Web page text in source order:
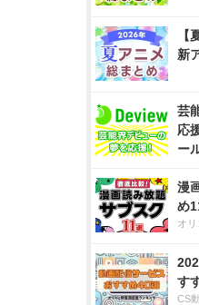
【
新
芸
応
ー
漫
め
オ
す
CS